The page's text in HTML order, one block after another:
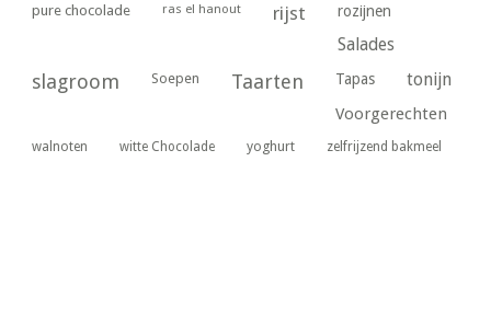
pure chocolade ras el hanout rijst rozijnen
Salades
slagroom Soepen Taarten Tapas tonijn
Voorgerechten
walnoten witte Chocolade yoghurt zelfrijzend bakmeel